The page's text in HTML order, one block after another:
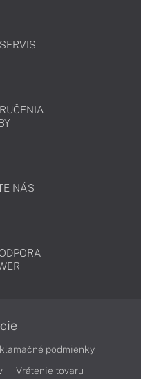
NÁS
podmienky
Vrátenie tovaru